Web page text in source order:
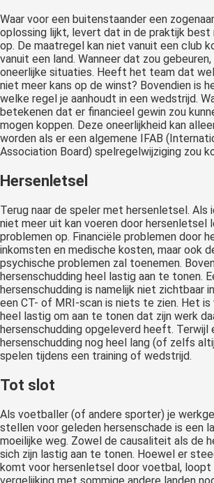
Waar voor een buitenstaander een
oplossing lijkt, levert dat in de praktijk best
op. De maatregel kan niet vanuit een club
vanuit een land. Wanneer dat zou
oneerlijke situaties. Heeft het team dat
niet meer kans op de winst? Bovendien is
welke regel je aanhoudt in een wedstrijd.
betekenen dat er financieel gewin zou
mogen koppen. Deze oneerlijkheid kan
worden als er een algemene IFAB
Association Board) spelregelwijziging zou
Hersenletsel
Terug naar de speler met hersenletsel. Als
niet meer uit kan voeren door hersenletsel
problemen op. Financiële problemen door
inkomsten en medische kosten, maar ook
psychische problemen zal toenemen.
hersenschudding heel lastig aan te tonen.
hersenschudding is namelijk niet zichtbaar
een CT- of MRI-scan is niets te zien. Het is
heel lastig om aan te tonen dat zijn werk
hersenschudding opgeleverd heeft. Terwijl
hersenschudding nog heel lang (of zelfs
spelen tijdens een training of wedstrijd.
Tot slot
Als voetballer (of andere sporter) je
stellen voor geleden hersenschade is een
moeilijke weg. Zowel de causaliteit als de
sich zijn lastig aan te tonen. Hoewel er
komt voor hersenletsel door voetbal, loopt